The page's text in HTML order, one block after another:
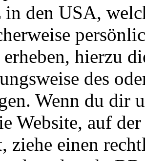
in den USA,
erheben, hierzu
des
Wenn du dir
Website, auf
ziehe einen